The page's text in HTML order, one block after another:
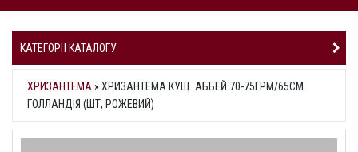
КАТЕГОРІЇ КАТАЛОГУ
ХРИЗАНТЕМА »ХРИЗАНТЕМА КУЩ. АББЕЙ 70-75ГРМ/65СМ
ГОЛЛАНДІЯ (ШТ, РОЖЕВИЙ)